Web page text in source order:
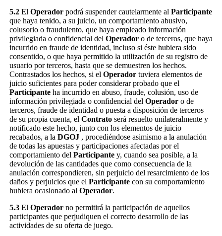
5.2 El Operadorpodrá suspender cautelarmente al Participante
que haya tenido, a su juicio, un comportamiento abusivo,
colusorio o fraudulento, que haya empleado información
privilegiada o confidencial del Operadoro de terceros, que haya
incurrido en fraude de identidad, incluso si éste hubiera sido
consentido, o que haya permitido la utilización de su registro de
usuario por terceros, hasta que se demuestren los hechos.
Contrastados los hechos, si el Operadortuviera elementos de
juicio suficientes para poder considerar probado que el
Participante ha incurrido en abuso, fraude, colusión, uso de
información privilegiada o confidencial del Operadoro de
terceros, fraude de identidad o puesta a disposición de terceros
de su propia cuenta, el Contratoserá resuelto unilateralmente y
notificado este hecho, junto con los elementos de juicio
recabados, a la DGOJ , procediéndose asimismo a la anulación
de todas las apuestas y participaciones afectadas por el
comportamiento del Participante y, cuando sea posible, a la
devolución de las cantidades que como consecuencia de la
anulación correspondieren, sin perjuicio del resarcimiento de los
daños y perjuicios que el Participantecon su comportamiento
hubiera ocasionado al Operador.
5.3 El Operadorno permitirá la participación de aquellos
participantes que perjudiquen el correcto desarrollo de las
actividades de su oferta de juego.